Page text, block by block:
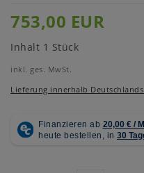
753,00 EUR
Inhalt 1 Stück
inkl. ges. MwSt.
Lieferung innerhalb